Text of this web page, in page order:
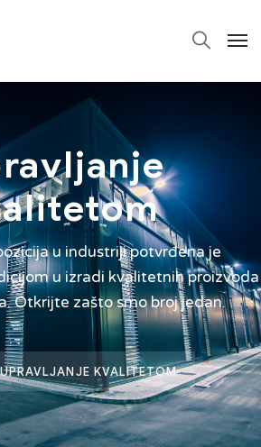
u industriji potvrđena je
u izradi kvalitetnih proizvoda
Otkrijte zašto smo broj jedan.
UPRAVLJANJE KVALITETOM